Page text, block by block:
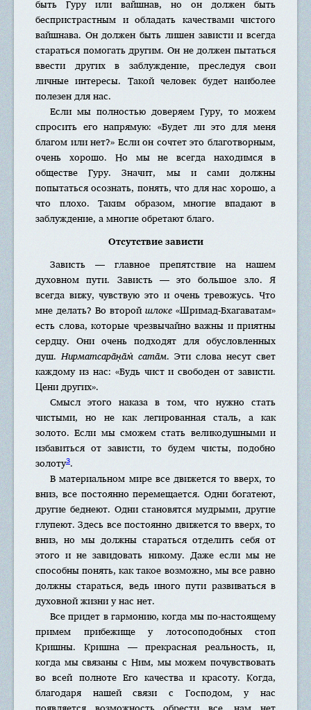
быть Гуру или вайшнав, но он должен быть
беспристрастным и обладать качествами чистого
вайшнава. Он должен быть лишен зависти и всегда
стараться помогать другим. Он не должен пытаться
ввести других в заблуждение, преследуя свои
личные интересы. Такой человек будет наиболее
полезен для нас.
Если мы полностью доверяем Гуру, то можем
спросить его напрямую: «Будет ли это для меня
благом или нет?» Если он сочтет это благотворным,
очень хорошо. Но мы не всегда находимся в
обществе Гуру. Значит, мы и сами должны
попытаться осознать, понять, что для нас хорошо, а
что плохо. Таким образом, многие впадают в
заблуждение, а многие обретают благо.
Отсутствие зависти
Зависть — главное препятствие на нашем
духовном пути. Зависть — это большое зло. Я
всегда вижу, чувствую это и очень тревожусь. Что
мне делать? Во второй шлоке «Шримад-Бхагаватам»
есть слова, которые чрезвычайно важны и приятны
сердцу. Они очень подходят для обусловленных
душ.Нирматсара̄н̣а̄м̇ сата̄м. Эти слова несут свет
каждому из нас: «Будь чист и свободен от зависти.
Цени других».
Смысл этого наказа в том, что нужно стать
чистыми, но не как легированная сталь, а как
золото. Если мы сможем стать великодушными и
избавиться от зависти, то будем чисты, подобно
золоту3.
В материальном мире все движется то вверх, то
вниз, все постоянно перемещается. Одни богатеют,
другие беднеют. Одни становятся мудрыми, другие
глупеют. Здесь все постоянно движется то вверх, то
вниз, но мы должны стараться отделить себя от
этого и не завидовать никому. Даже если мы не
способны понять, как такое возможно, мы все равно
должны стараться, ведь иного пути развиваться в
духовной жизни у нас нет.
Все придет в гармонию, когда мы по-настоящему
примем прибежище у лотосоподобных стоп
Кришны. Кришна — прекрасная реальность, и,
когда мы связаны с Ним, мы можем почувствовать
во всей полноте Его качества и красоту. Когда,
благодаря нашей связи с Господом, у нас